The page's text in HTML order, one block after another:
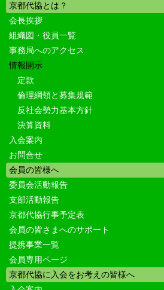
京都代協とは？
会長挨拶
組織図・役員一覧
事務局へのアクセス
情報開示
定款
倫理綱領と募集規範
反社会勢力基本方針
決算資料
入会案内
お問合せ
会員の皆様へ
委員会活動報告
支部活動報告
京都代協行事予定表
会員の皆さまへのサポート
提携事業一覧
会員専用ページ
京都代協に入会をお考えの皆様へ